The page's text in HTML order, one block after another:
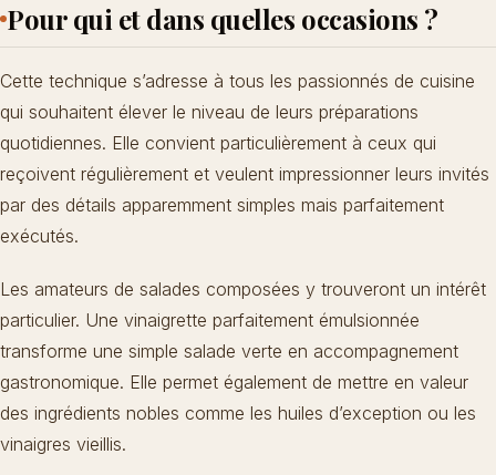
Pour qui et dans quelles occasions ?
Cette technique s’adresse à tous les passionnés de cuisine
qui souhaitent élever le niveau de leurs préparations
quotidiennes. Elle convient particulièrement à ceux qui
reçoivent régulièrement et veulent impressionner leurs invités
par des détails apparemment simples mais parfaitement
exécutés.
Les amateurs de salades composées y trouveront un intérêt
particulier. Une vinaigrette parfaitement émulsionnée
transforme une simple salade verte en accompagnement
gastronomique. Elle permet également de mettre en valeur
des ingrédients nobles comme les huiles d’exception ou les
vinaigres vieillis.